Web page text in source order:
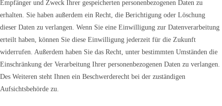
Empfänger und Zweck Ihrer gespeicherten personenbezogenen Daten zu
erhalten. Sie haben außerdem ein Recht, die Berichtigung oder Löschung
dieser Daten zu verlangen. Wenn Sie eine Einwilligung zur Datenverarbeitung
erteilt haben, können Sie diese Einwilligung jederzeit für die Zukunft
widerrufen. Außerdem haben Sie das Recht, unter bestimmten Umständen die
Einschränkung der Verarbeitung Ihrer personenbezogenen Daten zu verlangen.
Des Weiteren steht Ihnen ein Beschwerderecht bei der zuständigen
Aufsichtsbehörde zu.